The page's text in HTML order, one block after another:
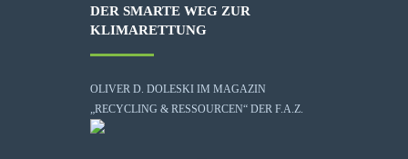
DER SMARTE WEG ZUR
KLIMARETTUNG
OLIVER D. DOLESKI IM MAGAZIN
„RECYCLING & RESSOURCEN“ DER F.A.Z.